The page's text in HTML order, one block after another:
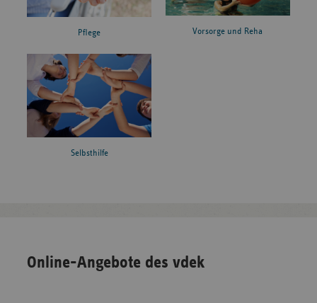
Pflege Vorsorge und Reha
Selbsthilfe
Online-Angebote des vdek